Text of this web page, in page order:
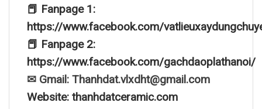
📕 Fanpage 1:
https://www.facebook.com/
📕 Fanpage 2:
https://www.facebook.com/gachdaoplathanoi/
✉ Gmail: Thanhdat.vlxdht@gmail.com
Website: thanhdatceramic.com